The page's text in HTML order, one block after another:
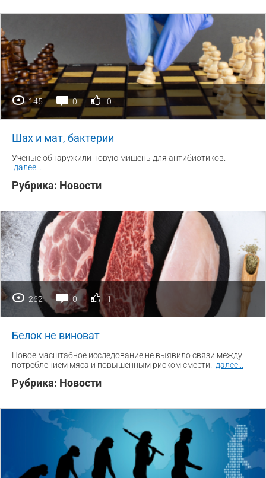
145 0 0
Шах и мат, бактерии
Ученые обнаружили новую мишень для антибиотиков.
далее
Рубрика: Новости
262 0 1
Белок не виноват
Новое масштабное исследование не выявило связи между
потреблением мяса и повышенным риском смерти.
далее
Рубрика: Новости